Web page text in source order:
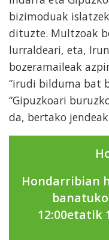
bizimoduak
dituzte. Multzoak
lurraldeari, eta,
bozeramaileak
“irudi bilduma bat
“Gipuzkoari
da, bertako jendeak
Hondarribian
12:00etatik